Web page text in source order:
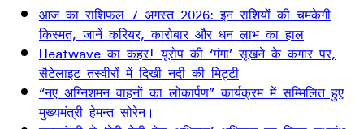
आज का राशिफल 7 अगस्त 2026: इन राशियों की चमकेगी
किस्मत, जानें करियर, कारोबार और धन लाभ का हाल
Heatwave का कहर! यूरोप की ‘गंगा’ सूखने के कगार पर,
सैटेलाइट तस्वीरों में दिखी नदी की मिट्टी
“नए अग्निशमन वाहनों का लोकार्पण” कार्यक्रम में सम्मिलित हुए
मुख्यमंत्री हेमन्त सोरेन।